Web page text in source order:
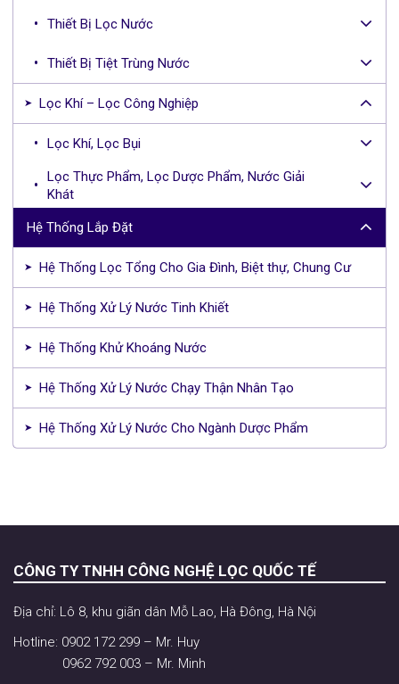
Thiết Bị Lọc Nước
Thiết Bị Tiệt Trùng Nước
Lọc Khí – Lọc Công Nghiệp
Lọc Khí, Lọc Bụi
Lọc Thực Phẩm, Lọc Dược Phẩm, Nước Giải
Khát
Hệ Thống Lắp Đặt
Hệ Thống Lọc Tổng Cho Gia Đình, Biệt thự, Chung Cư
Hệ Thống Xử Lý Nước Tinh Khiết
Hệ Thống Khử Khoáng Nước
Hệ Thống Xử Lý Nước Chạy Thận Nhân Tạo
Hệ Thống Xử Lý Nước Cho Ngành Dược Phẩm
CÔNG TY TNHH CÔNG NGHỆ LỌC QUỐC TẾ
Địa chỉ: Lô 8, khu giãn dân Mỗ Lao, Hà Đông, Hà Nội
Hotline: 0902 172 299 – Mr. Huy
0962 792 003 – Mr. Minh